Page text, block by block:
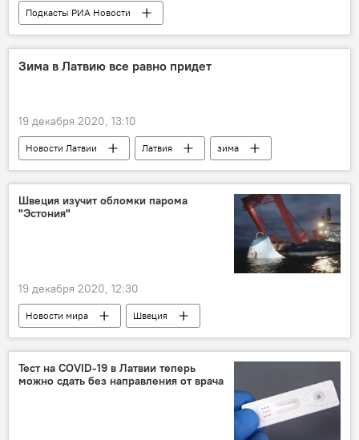
Подкасты РИА Новости
Радио Sputnik Латвия
молоко
сыр
продукты питания
Зима в Латвию все равно придет
19 декабря 2020, 13:10
Новости Латвии Латвия зима
Швеция изучит обломки парома
"Эстония"
19 декабря 2020, 12:30
Новости мира
Швеция
паром "Эстония"
Тест на COVID-19 в Латвии теперь
можно сдать без направления от врача